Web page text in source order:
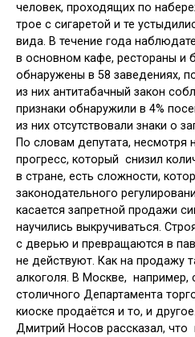
человек, проходящих по
трое с сигаретой и те
вида. В течение года
в основном кафе, рестораны и
обнаружены в 58 заведениях,
из них антитабачный закон
признаки обнаружили в 4%
из них отсутствовали знаки о
По словам депутата,
прогресс, который снизил
в стране, есть сложности,
законодательного
касается запретной продажи
научились выкручиваться.
с дверью и превращаются в
не действуют. Как на продажу
алкоголя. В Москве, например,
столичного Департамента
киоске продаётся и то, и другое.
Дмитрий Носов рассказал,